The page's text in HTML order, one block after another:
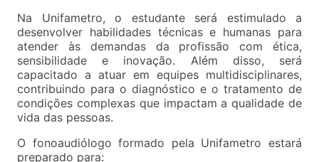
Na Unifametro, o estudante será estimulado a
desenvolver habilidades técnicas e humanas para
atender às demandas da profissão com ética,
sensibilidade e inovação. Além disso, será
capacitado a atuar em equipes multidisciplinares,
contribuindo para o diagnóstico e o tratamento de
condições complexas que impactam a qualidade de
vida das pessoas.
O fonoaudiólogo formado pela Unifametro estará
preparado para: